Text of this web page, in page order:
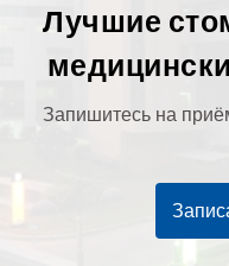
Лучшие
Запишитесь на